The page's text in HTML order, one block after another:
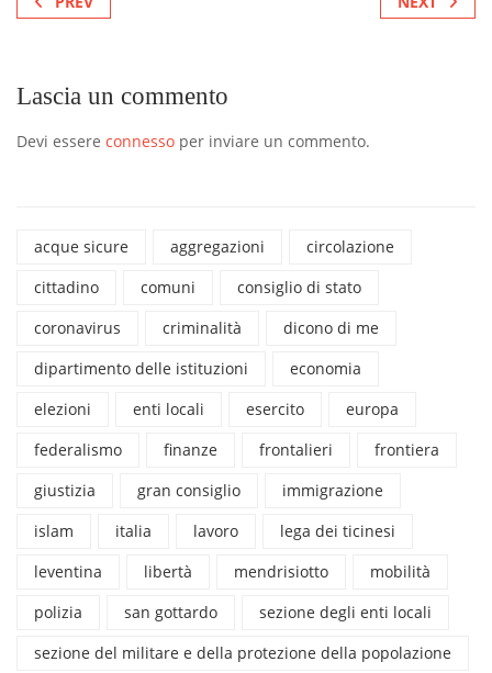
Lascia un commento
Devi essere connesso per inviare un commento.
acque sicure aggregazioni
circolazione
cittadino
comuni
consiglio di stato
coronavirus
criminalità
dicono di me
dipartimento delle istituzioni
economia
elezioni
enti locali esercito
europa
federalismo
finanze frontalieri
frontiera
giustizia
gran consiglio
immigrazione
islam
italia lavoro
lega dei ticinesi
leventina
libertà mendrisiotto
mobilità
polizia
san gottardo
sezione degli enti locali
sezione del militare e della protezione della popolazione